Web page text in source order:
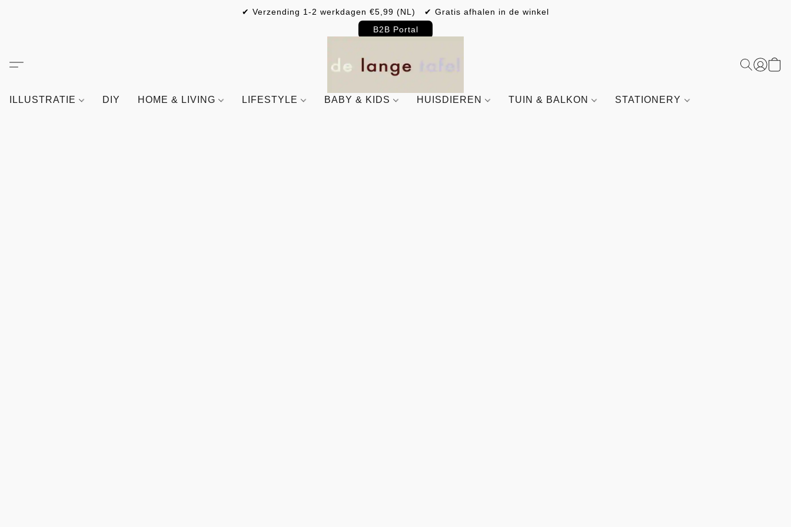
✔ Verzending 1-2 werkdagen €5,99 (NL) ✔ Gratis afhalen in de winkel
B2B Portal
ILLUSTRATIE DIY HOME & LIVING LIFESTYLE BABY & KIDS HUISDIEREN TUIN & BALKON STATIONERY